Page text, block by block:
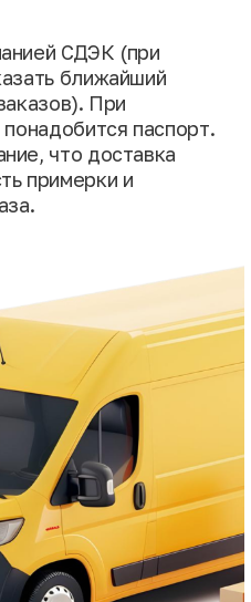
СДЭК (при
ближайший
При
паспорт.
что доставка
примерки и